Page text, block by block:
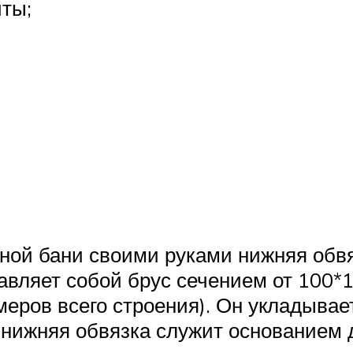
бани своими руками нижняя
собой брус сечением от
всего строения). Он
обвязка служит основанием